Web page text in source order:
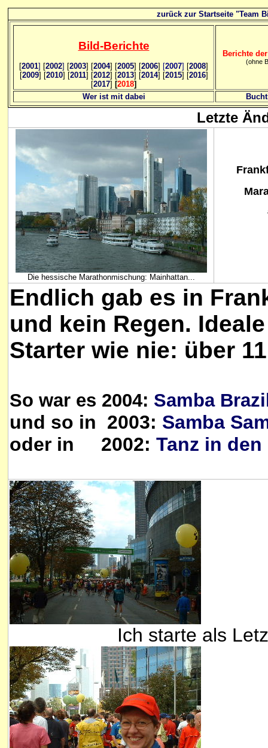
zurück zur Startseite "Team
Bild-Berichte
[2001] [2002] [2003] [2004] [2005] [2006] [2007] [2008]
[2009] [2010] [2011] [2012] [2013] [2014] [2015] [2016]
[2017] [2018]
Berichte
(ohne
Wer ist mit dabei
Letzte
Die hessische Marathonmischung: Mainhattan...
Endlich gab es in
und kein Regen.
Starter wie nie: über
So war es 2004: Samba
und so in 2003: Samba
oder in 2002: Tanz in
Ich starte als